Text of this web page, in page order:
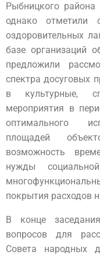
Рыбницкого
однако отметили
оздоровительных
базе организаций
предложили
спектра досуговых
в культурные,
мероприятия в
оптимального
площадей
возможность
нужды
покрытия расходов
В конце
вопросов для
Совета народных